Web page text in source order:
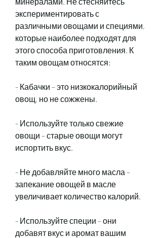
экспериментировать с
различными овощами и специями,
которые наиболее подходят для
этого способа приготовления. К
таким овощам относятся:
- Кабачки – это низкокалорийный
овощ, но не сожжены.
- Используйте только свежие
овощи – старые овощи могут
испортить вкус.
- Не добавляйте много масла –
запекание овощей в масле
увеличивает количество калорий.
- Используйте специи – они
добавят вкус и аромат вашим